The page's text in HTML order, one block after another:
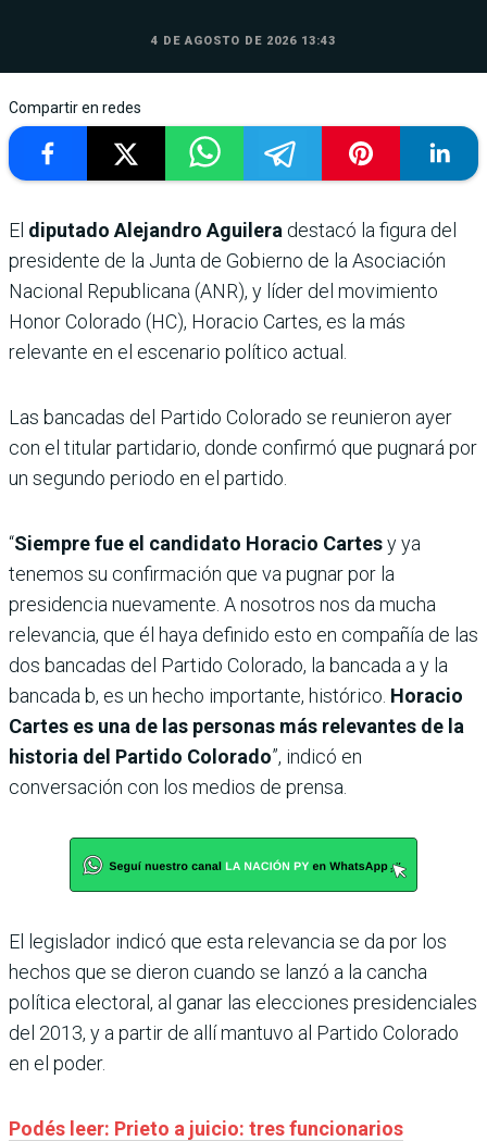
4 DE AGOSTO DE 2026 13:43
Compartir en redes
El diputado Alejandro Aguilera destacó la figura del
presidente de la Junta de Gobierno de la Asociación
Nacional Republicana (ANR), y líder del movimiento
Honor Colorado (HC), Horacio Cartes, es la más
relevante en el escenario político actual.
Las bancadas del Partido Colorado se reunieron ayer
con el titular partidario, donde confirmó que pugnará por
un segundo periodo en el partido.
“Siempre fue el candidato Horacio Cartesy ya
tenemos su confirmación que va pugnar por la
presidencia nuevamente. A nosotros nos da mucha
relevancia, que él haya definido esto en compañía de las
dos bancadas del Partido Colorado, la bancada a y la
bancada b, es un hecho importante, histórico. Horacio
Cartes es una de las personas más relevantes de la
historia del Partido Colorado”, indicó en
conversación con los medios de prensa.
El legislador indicó que esta relevancia se da por los
hechos que se dieron cuando se lanzó a la cancha
política electoral, al ganar las elecciones presidenciales
del 2013, y a partir de allí mantuvo al Partido Colorado
en el poder.
Podés leer: Prieto a juicio: tres funcionarios